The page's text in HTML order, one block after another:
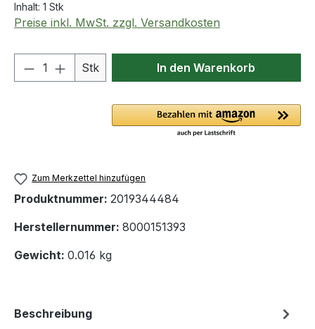
Inhalt: 1 Stk
Preise inkl. MwSt. zzgl. Versandkosten
Produkt Anzahl: Gib den
Stk In den Warenkorb
Zum Merkzettel hinzufügen
Produktnummer: 2019344484
Herstellernummer: 8000151393
Gewicht: 0.016 kg
Beschreibung